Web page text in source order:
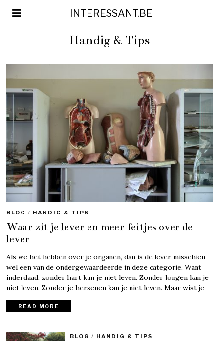
INTERESSANT.BE
Handig & Tips
BLOG / HANDIG & TIPS
Waar zit je lever en meer feitjes over de
lever
Als we het hebben over je organen, dan is de lever misschien
wel een van de ondergewaardeerde in deze categorie. Want
inderdaad, zonder hart kan je niet leven. Zonder longen kan je
niet leven. Zonder je hersenen kan je niet leven. Maar wist je
READ MORE
BLOG / HANDIG & TIPS